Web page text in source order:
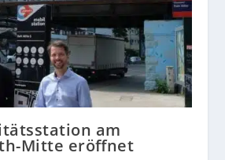
am
Mitte eröffnet